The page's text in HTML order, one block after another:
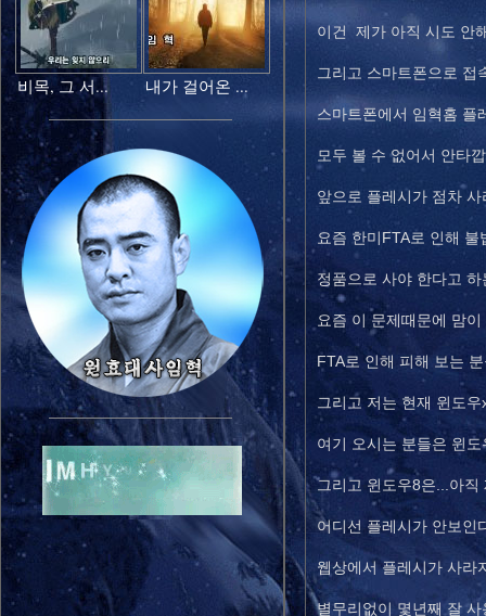
비목, 그 서... 내가 걸어온 ...
이건 제가 아직 시도 안
그리고 스마트폰으로 접
스마트폰에서 임혁홈 플
모두 볼 수 없어서 안타
앞으로 플레시가 점차
요즘 한미FTA로 인해
정품으로 사야 한다고
요즘 이 문제때문에 맘
FTA로 인해 피해 보는
그리고 저는 현재 윈도
여기 오시는 분들은 윈
그리고 윈도우8은...아직
어디선 플레시가 안보인
웹상에서 플레시가 사라
별무리없이 몇년째 잘